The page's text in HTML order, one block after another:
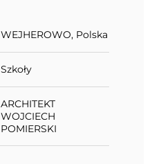
WEJHEROWO, Polska
Szkoły
ARCHITEKT
WOJCIECH
POMIERSKI